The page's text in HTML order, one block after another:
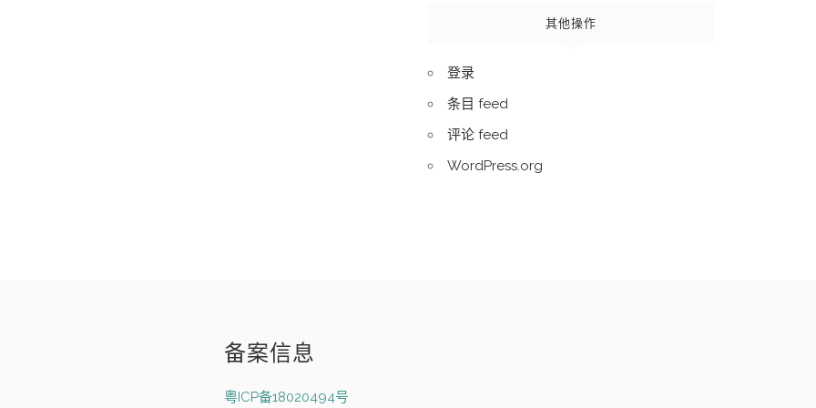
其他操作
登录
条目 feed
评论 feed
WordPress.org
备案信息
粤ICP备18020494号